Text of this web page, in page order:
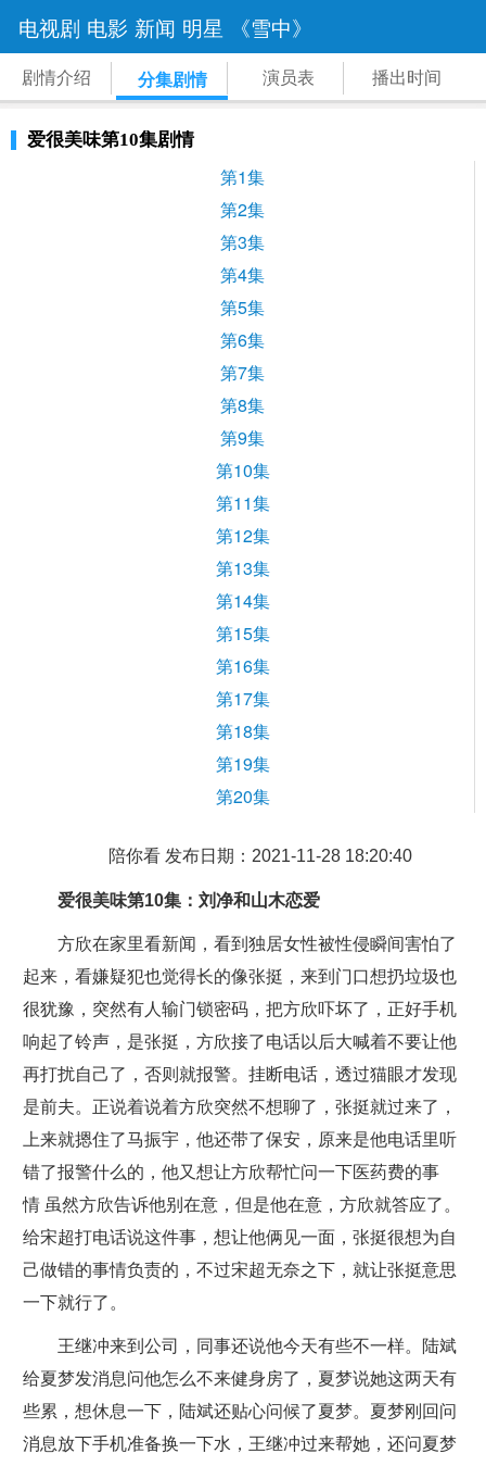
电视剧 电影 新闻 明星 《雪中》
剧情介绍 分集剧情 演员表 播出时间
爱很美味第10集剧情
第1集
第2集
第3集
第4集
第5集
第6集
第7集
第8集
第9集
第10集
第11集
第12集
第13集
第14集
第15集
第16集
第17集
第18集
第19集
第20集
陪你看 发布日期：2021-11-28 18:20:40
爱很美味第10集：刘净和山木恋爱
方欣在家里看新闻，看到独居女性被性侵瞬间害怕了
起来，看嫌疑犯也觉得长的像张挺，来到门口想扔垃圾也
很犹豫，突然有人输门锁密码，把方欣吓坏了，正好手机
响起了铃声，是张挺，方欣接了电话以后大喊着不要让他
再打扰自己了，否则就报警。挂断电话，透过猫眼才发现
是前夫。正说着说着方欣突然不想聊了，张挺就过来了，
上来就摁住了马振宇，他还带了保安，原来是他电话里听
错了报警什么的，他又想让方欣帮忙问一下医药费的事
情 虽然方欣告诉他别在意，但是他在意，方欣就答应了。
给宋超打电话说这件事，想让他俩见一面，张挺很想为自
己做错的事情负责的，不过宋超无奈之下，就让张挺意思
一下就行了。
王继冲来到公司，同事还说他今天有些不一样。陆斌
给夏梦发消息问他怎么不来健身房了，夏梦说她这两天有
些累，想休息一下，陆斌还贴心问候了夏梦。夏梦刚回问
消息放下手机准备换一下水，王继冲过来帮她，还问夏梦